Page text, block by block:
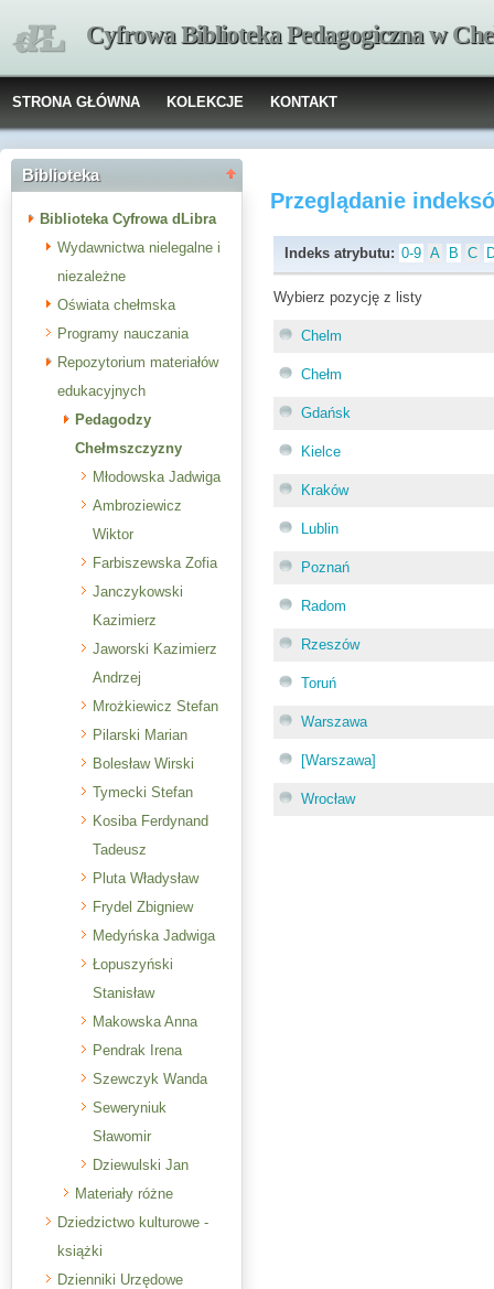
Cyfrowa Biblioteka Pedagogiczna w
STRONA GŁÓWNA KOLEKCJE KONTAKT
Biblioteka
Biblioteka Cyfrowa dLibra
Wydawnictwa nielegalne i
niezależne
Oświata chełmska
Programy nauczania
Repozytorium materiałów
edukacyjnych
Pedagodzy
Chełmszczyzny
Młodowska Jadwiga
Ambroziewicz
Wiktor
Farbiszewska Zofia
Janczykowski
Kazimierz
Jaworski Kazimierz
Andrzej
Mrożkiewicz Stefan
Pilarski Marian
Bolesław Wirski
Tymecki Stefan
Kosiba Ferdynand
Tadeusz
Pluta Władysław
Frydel Zbigniew
Medyńska Jadwiga
Łopuszyński
Stanisław
Makowska Anna
Pendrak Irena
Szewczyk Wanda
Seweryniuk
Sławomir
Dziewulski Jan
Materiały różne
Dziedzictwo kulturowe -
książki
Dzienniki Urzędowe
Przeglądanie
Indeks atrybutu: 0-9 A B C
Wybierz pozycję z listy
Chelm
Chełm
Gdańsk
Kielce
Kraków
Lublin
Poznań
Radom
Rzeszów
Toruń
Warszawa
[Warszawa]
Wrocław